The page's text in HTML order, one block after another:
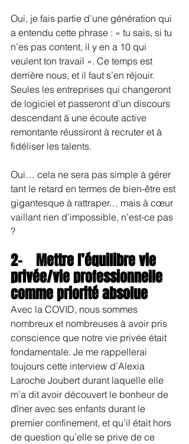
Oui, je fais partie d’une génération qui
a entendu cette phrase : « tu sais, si tu
n’es pas content, il y en a 10 qui
veulent ton travail ». Ce temps est
derrière nous, et il faut s’en réjouir.
Seules les entreprises qui changeront
de logiciel et passeront d’un discours
descendant à une écoute active
remontante réussiront à recruter et à
fidéliser les talents.
Oui… cela ne sera pas simple à gérer
tant le retard en termes de bien-être est
gigantesque à rattraper… mais à cœur
vaillant rien d’impossible, n’est-ce pas
?
2- Mettre l’équilibre vie
privée/vie professionnelle
comme priorité absolue
Avec la COVID, nous sommes
nombreux et nombreuses à avoir pris
conscience que notre vie privée était
fondamentale. Je me rappellerai
toujours cette interview d’Alexia
Laroche Joubert durant laquelle elle
m’a dit avoir découvert le bonheur de
dîner avec ses enfants durant le
premier confinement, et qu’il était hors
de question qu’elle se prive de ce